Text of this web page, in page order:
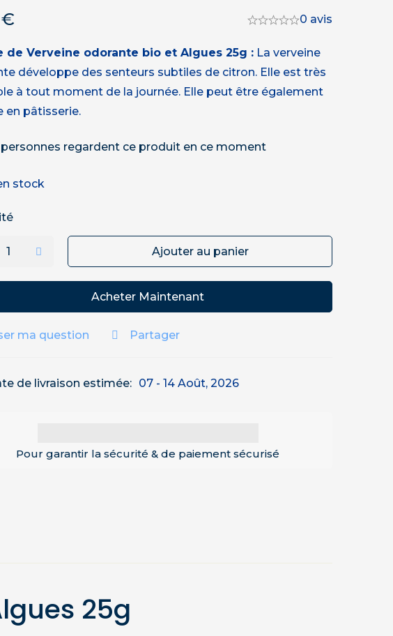
€ 0 avis
de Verveine odorante bio et Algues 25g : La verveine
développe des senteurs subtiles de citron. Elle est très
à tout moment de la journée. Elle peut être également
en pâtisserie.
personnes regardent ce produit en ce moment
stock
Ajouter au panier
Acheter Maintenant
ma question Partager
de livraison estimée: 07 - 14 Août, 2026
Pour garantir la sécurité & de paiement sécurisé
25g